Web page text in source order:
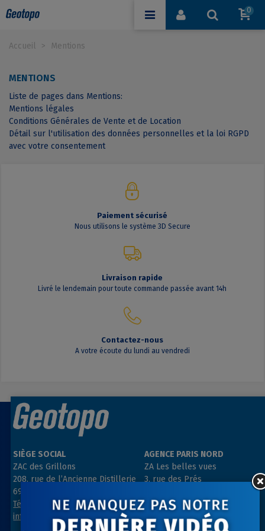
0
Accueil > Mentions
MENTIONS
Liste de pages dans Mentions:
Mentions légales
Conditions Générales de Vente et de Location
Détail sur l'utilisation des données personnelles et la loi RGPD
avec votre consentement
Paiement sécurisé
Nous utilisons le système 3D Secure
Livraison rapide
Livré le lendemain pour toute commande passée avant 14h
Contactez-nous
A votre écoute du lundi au vendredi
SIÈGE SOCIAL
ZAC des Grillons
208, rue de l’Ancienne Distillerie
69400 GLEIZÉ
Tél : 04 74 69 94 00
info@geotopo.fr
AGENCE PARIS NORD
ZA Les belles vues
3, rue des Prés
Tél : 01 64 55 11 80
contact@geotopo.fr